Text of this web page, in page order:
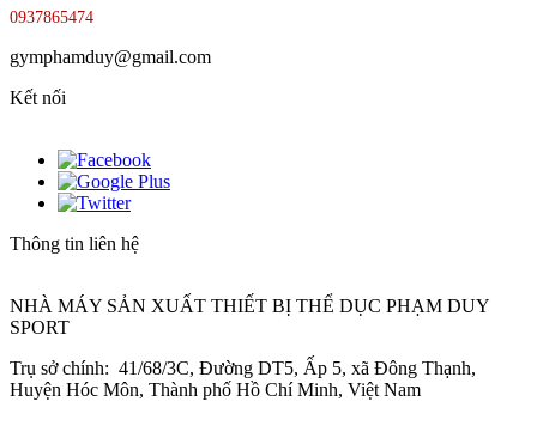
0937865474
gymphamduy@gmail.com
Kết nối
Thông tin liên hệ
NHÀ MÁY SẢN XUẤT THIẾT BỊ THỂ DỤC PHẠM DUY
SPORT
Trụ sở chính: 41/68/3C, Đường DT5, Ấp 5, xã Đông Thạnh,
Huyện Hóc Môn, Thành phố Hồ Chí Minh, Việt Nam